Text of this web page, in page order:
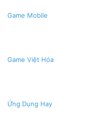
Game Mobile
Game Việt Hóa
Ứng Dụng Hay